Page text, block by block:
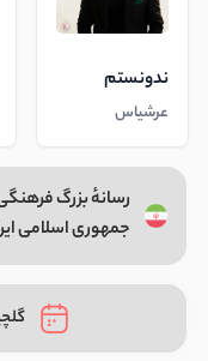
ندونستم
عرشیاس
رسانهٔ بزرگ
جمهوری اسلامی